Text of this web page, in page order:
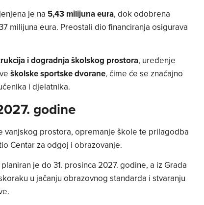
je na 5,43 milijuna eura, dok odobrena
milijuna eura. Preostali dio financiranja osigurava
i dogradnja školskog prostora, uređenje
školske sportske dvorane, čime će se značajno
i djelatnika.
godine
vanjskog prostora, opremanje škole te prilagodba
Centar za odgoj i obrazovanje.
je do 31. prosinca 2027. godine, a iz Grada
u jačanju obrazovnog standarda i stvaranju